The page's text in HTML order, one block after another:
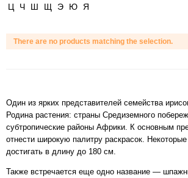
Ц
Ч Ш Щ Э Ю Я
There are no products matching the selection.
Один из ярких представителей семейства
Родина растения: страны Средиземного
субтропические районы Африки. К основным
отнести широкую палитру раскрасок.
достигать в длину до 180 см.
Также встречается еще одно название —